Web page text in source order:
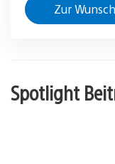
Zur
Spotlight